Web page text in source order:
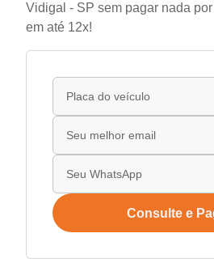
Vidigal - SP sem pagar nada
em até 12x!
Consulte e